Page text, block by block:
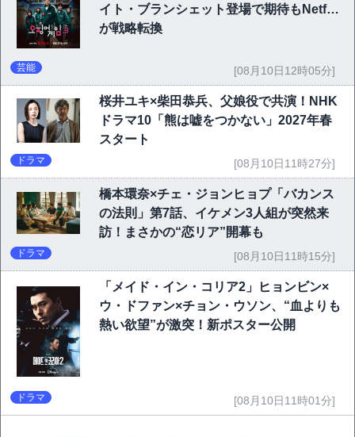
イト・ブランシェット登場で期待もNetflix
が戦略転換
芸能 [08月10日12時05分]
桜井ユキ×柴田恭兵、父娘役で共演！NHK
ドラマ10「熊は嘘をつかない」2027年春
スタート
ドラマ [08月10日11時27分]
橋本環奈×チェ・ジョンヒョプ「バカンス
の法則」第7話、イケメン3人組が突然来
訪！まさかの“恋リア”開幕も
ドラマ [08月10日11時15分]
「メイド・イン・コリア2」ヒョンビン×
ウ・ドファン×チョン・ウソン、“血よりも
熱い欲望”が激突！新ポスター公開
ドラマ [08月10日11時01分]